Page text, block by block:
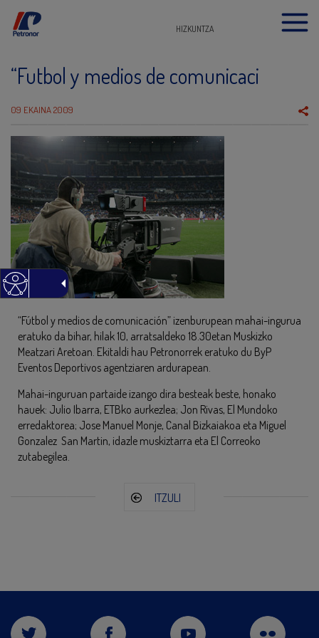
HIZKUNTZA
“Futbol y medios de comunicaci
09 EKAINA 2009
“Fútbol y medios de comunicación” izenburupean mahai-ingurua
eratuko da bihar, hilak 10, arratsaldeko 18.30etan Muskizko
Meatzari Aretoan. Ekitaldi hau Petronorrek eratuko du ByP
Eventos Deportivos agentziaren ardurapean.
Mahai-inguruan partaide izango dira besteak beste, honako
hauek: Julio Ibarra, ETBko aurkezlea; Jon Rivas, El Mundoko
erredaktorea; Jose Manuel Monje, Canal Bizkaiakoa eta Miguel
Gonzalez San Martin, idazle muskiztarra eta El Correoko
zutabegilea.
ITZULI